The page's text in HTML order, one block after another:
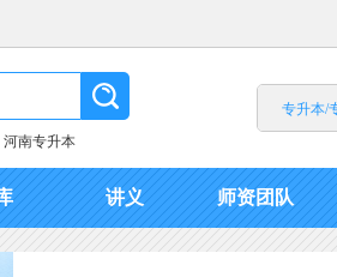
河南专升本
专升本/
讲义 师资团队